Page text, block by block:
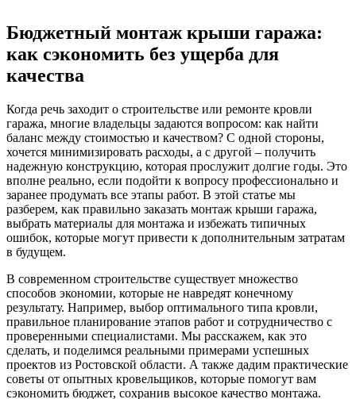
Бюджетный монтаж крыши гаража:
как сэкономить без ущерба для
качества
Когда речь заходит о строительстве или ремонте кровли
гаража, многие владельцы задаются вопросом: как найти
баланс между стоимостью и качеством? С одной стороны,
хочется минимизировать расходы, а с другой – получить
надежную конструкцию, которая прослужит долгие годы. Это
вполне реально, если подойти к вопросу профессионально и
заранее продумать все этапы работ. В этой статье мы
разберем, как правильно заказать монтаж крыши гаража,
выбрать материалы для монтажа и избежать типичных
ошибок, которые могут привести к дополнительным затратам
в будущем.
В современном строительстве существует множество
способов экономии, которые не навредят конечному
результату. Например, выбор оптимального типа кровли,
правильное планирование этапов работ и сотрудничество с
проверенными специалистами. Мы расскажем, как это
сделать, и поделимся реальными примерами успешных
проектов из Ростовской области. А также дадим практические
советы от опытных кровельщиков, которые помогут вам
сэкономить бюджет, сохранив высокое качество монтажа.